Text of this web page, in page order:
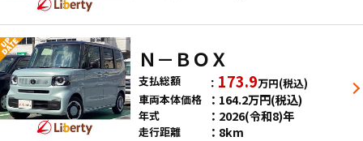
Ｎ－ＢＯＸ
支払総額 173.9万円(税込)
車両本体価格
164.2万円(税込)
年式 2026(令和8)年
走行距離 8km